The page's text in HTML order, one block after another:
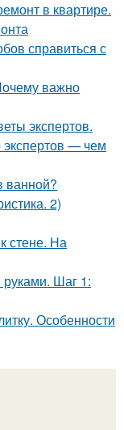
в квартире.
справиться с
важно
экспертов.
экспертов — чем
ванной?
2)
стене. На
руками. Шаг 1:
Особенности